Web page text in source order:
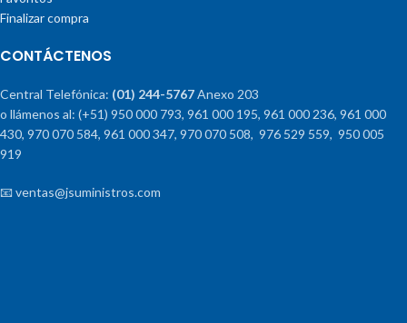
Finalizar compra
CONTÁCTENOS
Central Telefónica: (01) 244-5767Anexo 203
o llámenos al: (+51) 950 000 793, 961 000 195, 961 000 236, 961 000
430, 970 070 584, 961 000 347, 970 070 508, 976 529 559, 950 005
919
📧 ventas@jsuministros.com